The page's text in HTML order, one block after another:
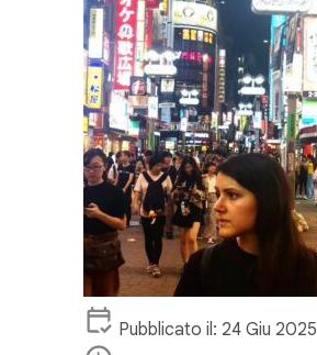
Pubblicato il: 24 Giu 2025